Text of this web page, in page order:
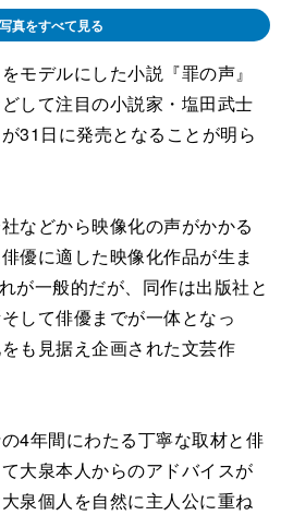
写真をすべて見る
モデルにした小説『罪の声』
して注目の小説家・塩田武士
31日に発売となることが明ら
などから映像化の声がかかる
優に適した映像化作品が生ま
が一般的だが、同作は出版社と
して俳優までが一体となっ
も見据え企画された文芸作
4年間にわたる丁寧な取材と俳
大泉本人からのアドバイスが
泉個人を自然に主人公に重ね